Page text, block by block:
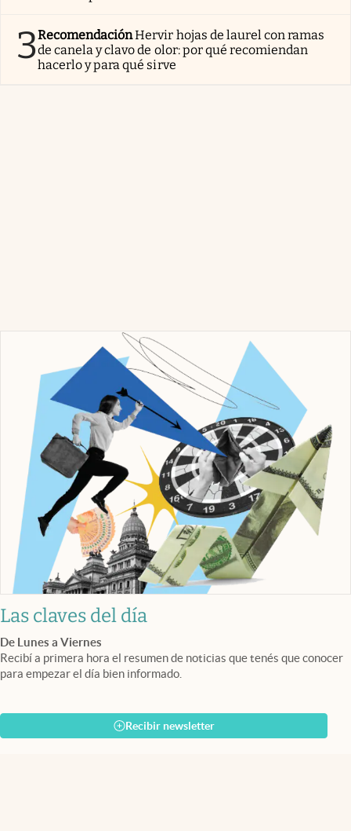
3RecomendaciónHervir hojas de laurel con ramas
de canela y clavo de olor: por qué recomiendan
hacerlo y para qué sirve
Las claves del día
De Lunes a Viernes
Recibí a primera hora el resumen de noticias que tenés que conocer
para empezar el día bien informado.
Recibir newsletter